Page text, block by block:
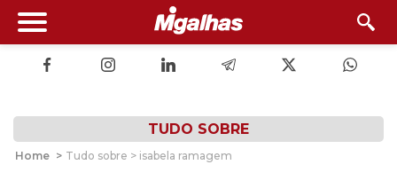
TUDO SOBRE
Home > Tudo sobre > isabela ramagem